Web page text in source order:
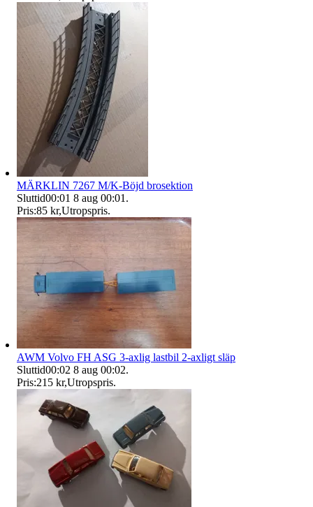
MÄRKLIN 7267 M/K-Böjd brosektion
Sluttid00:01 8 aug 00:01 .
Pris:85 kr,Utropspris.
AWM Volvo FH ASG 3-axlig lastbil 2-axligt släp
Sluttid00:02 8 aug 00:02.
Pris:215 kr,Utropspris.